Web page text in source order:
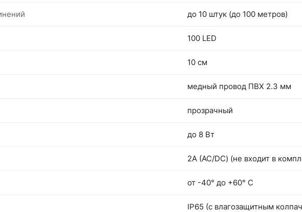
до 10 штук (до 100 метров)
100 LED
10 см
медный провод ПВХ 2.3 мм
прозрачный
до 8 Вт
2А (АС/DC) (не входит в
от -40° до +60° С
IP65 (с влагозащитным